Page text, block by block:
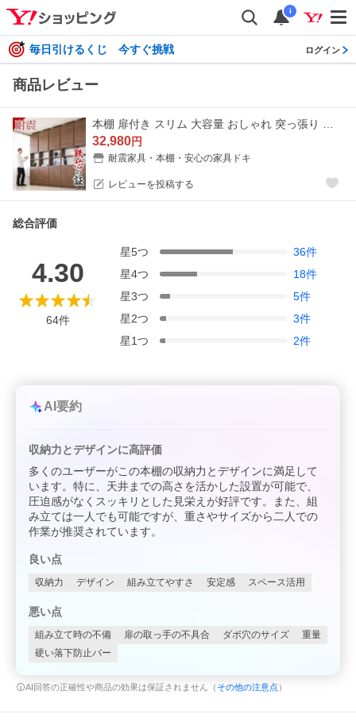
i
毎日引けるくじ 今すぐ挑戦 ログイン
商品レビュー
32,980円
耐震家具・本棚・安心の家具ドキ
レビューを投稿する
総合評価
4.30
64件
星5つ 36件
星4つ 18件
星3つ 5件
星2つ 3件
星1つ 2件
AI要約
収納力とデザインに高評価
多くのユーザーがこの本棚の収納力とデザインに満足して
います。特に、天井までの高さを活かした設置が可能で、
圧迫感がなくスッキリとした見栄えが好評です。また、組
み立ては一人でも可能ですが、重さやサイズから二人での
作業が推奨されています。
良い点
収納力 デザイン 組み立てやすさ 安定感 スペース活用
悪い点
組み立て時の不備 扉の取っ手の不具合 ダボ穴のサイズ
重量
硬い落下防止バー
AI回答の正確性や商品の効果は保証されません（ その他の注意点 ）